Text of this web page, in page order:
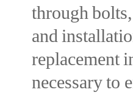
through
and
replacement
necessary to